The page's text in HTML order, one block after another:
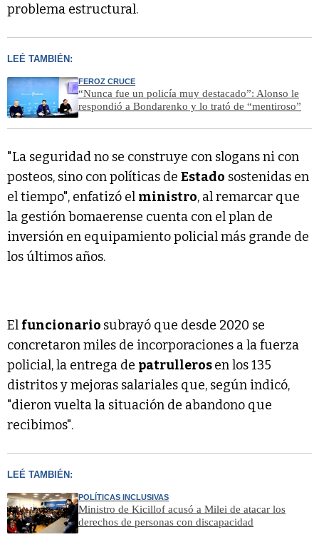
problema estructural.
LEÉ TAMBIÉN:
FEROZ CRUCE
“Nunca fue un policía muy destacado”: Alonso le
respondió a Bondarenko y lo trató de “mentiroso”
"La seguridad no se construye con slogans ni con
posteos, sino con políticas de Estado sostenidas en
el tiempo", enfatizó el ministro, al remarcar que
la gestión bomaerense cuenta con el plan de
inversión en equipamiento policial más grande de
los últimos años.
El funcionario subrayó que desde 2020 se
concretaron miles de incorporaciones a la fuerza
policial, la entrega de patrullerosen los 135
distritos y mejoras salariales que, según indicó,
"dieron vuelta la situación de abandono que
recibimos".
LEÉ TAMBIÉN:
POLÍTICAS INCLUSIVAS
Ministro de Kicillof acusó a Milei de atacar los
derechos de personas con discapacidad